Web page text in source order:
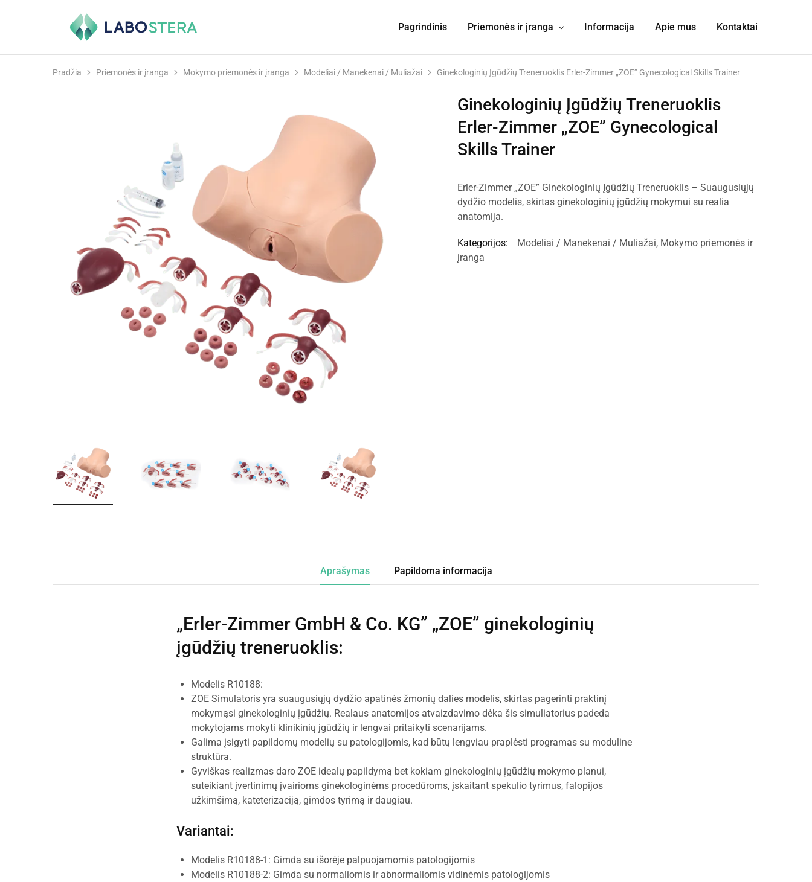
Labostera
Laboratorinė
Pagrindinis Priemonės ir įranga Informacija Apie mus Kontaktai
Pradžia Priemonės ir įranga Mokymo priemonės ir įranga Modeliai / Manekenai / Muliažai Ginekologinių Įgūdžių Treneruoklis Erler-Zimmer „ZOE” Gynecological Skills Trainer
Ginekologinių Įgūdžių Treneruoklis
Erler-Zimmer „ZOE” Gynecological
Skills Trainer
Erler-Zimmer „ZOE” Ginekologinių Įgūdžių Treneruoklis – Suaugusiųjų
dydžio modelis, skirtas ginekologinių įgūdžių mokymui su realia
anatomija.
Kategorijos: Modeliai / Manekenai / Muliažai, Mokymo priemonės ir
įranga
Aprašymas Papildoma informacija
„Erler-Zimmer GmbH & Co. KG” „ZOE” ginekologinių
įgūdžių treneruoklis:
Modelis R10188:
ZOE Simulatoris yra suaugusiųjų dydžio apatinės žmonių dalies modelis, skirtas pagerinti praktinį
mokymąsi ginekologinių įgūdžių. Realaus anatomijos atvaizdavimo dėka šis simuliatorius padeda
mokytojams mokyti klinikinių įgūdžių ir lengvai pritaikyti scenarijams.
Galima įsigyti papildomų modelių su patologijomis, kad būtų lengviau praplėsti programas su moduline
struktūra.
Gyviškas realizmas daro ZOE idealų papildymą bet kokiam ginekologinių įgūdžių mokymo planui,
suteikiant įvertinimų įvairioms ginekologinėms procedūroms, įskaitant spekulio tyrimus, falopijos
užkimšimą, kateterizaciją, gimdos tyrimą ir daugiau.
Variantai:
Modelis R10188-1: Gimda su išorėje palpuojamomis patologijomis
Modelis R10188-2: Gimda su normaliomis ir abnormaliomis vidinėmis patologijomis